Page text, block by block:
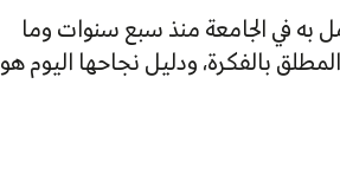
به في الجامعة منذ سبع سنوات وما
بالفكرة، ودليل نجاحها اليوم هو